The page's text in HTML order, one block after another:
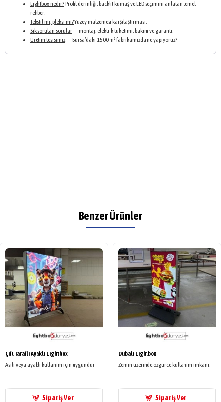
Lightbox nedir?Profil derinliği, backlit kumaş ve LED seçimini anlatan temel
rehber.
Tekstil mi, pleksi mi?Yüzey malzemesi karşılaştırması.
Sık sorulan sorular— montaj, elektrik tüketimi, bakım ve garanti.
Üretim tesisimiz— Bursa’daki 1500 m² fabrikamızda ne yapıyoruz?
Benzer Ürünler
Asılı veya ayaklı kullanım için uygundur
Çift Taraflı Ayaklı Lightbox
Sipariş Ver
Zemin üzerinde özgürce kullanım imkanı.
Dubalı Lightbox
Sipariş Ver